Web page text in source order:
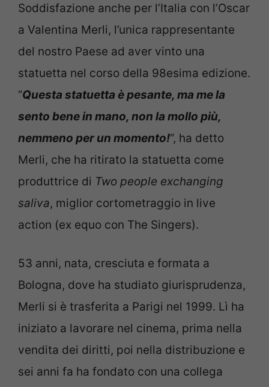
Soddisfazione anche per l’Italia con l’Oscar
a Valentina Merli, l’unica rappresentante
del nostro Paese ad aver vinto una
statuetta nel corso della 98esima edizione.
“Questa statuetta è pesante, ma me la
sento bene in mano, non la mollo più,
nemmeno per un momento!“, ha detto
Merli, che ha ritirato la statuetta come
produttrice di Two people exchanging
saliva, miglior cortometraggio in live
action (ex equo con The Singers).
53 anni, nata, cresciuta e formata a
Bologna, dove ha studiato giurisprudenza,
Merli si è trasferita a Parigi nel 1999. Lì ha
iniziato a lavorare nel cinema, prima nella
vendita dei diritti, poi nella distribuzione e
sei anni fa ha fondato con una collega